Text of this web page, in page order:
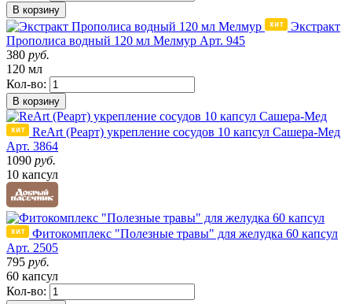
В корзину
Экстракт
Прополиса водный 120 мл Мелмур Арт. 945
380 руб.
120 мл
Кол-во:
В корзину
ReArt (Реарт) укрепление сосудов 10 капсул Сашера-Мед
Арт. 3864
1090 руб.
10 капсул
Фитокомплекс "Полезные травы" для желудка 60 капсул
Арт. 2505
795 руб.
60 капсул
Кол-во: